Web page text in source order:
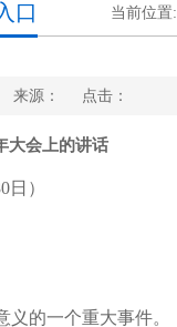
口 当前位置:
来源： 点击：
大会上的讲话
日）
的一个重大事件。